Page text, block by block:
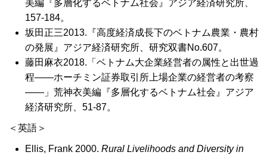
美編『多層化するベトナム社会』アジア経済研究所、
157-184。
坂田正三2013.『高度経済成長下のベトナム農業・農村
の発展』アジア経済研究所、研究双書No.607。
藤田麻衣2018.「ベトナム大企業経営者の属性と出世過
程――ホーチミン証券取引所上場企業の経営者の考察
――」荒神衣美編『多層化するベトナム社会』アジア
経済研究所、51-87。
＜英語＞
Ellis, Frank 2000. Rural Livelihoods and Diversity in